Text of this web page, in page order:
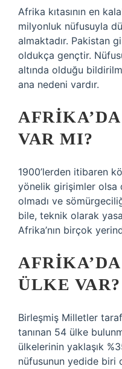
Afrika kıtasının en
milyonluk nüfusuyla
almaktadır. Pakistan
oldukça gençtir.
altında olduğu
ana nedeni vardır.
VAR MI?
1900’lerden itibaren
yönelik girişimler olsa
olmadı ve
bile, teknik olarak
Afrika’nın birçok
ÜLKE VAR?
Birleşmiş Milletler
tanınan 54 ülke
ülkelerinin yaklaşık
nüfusunun yedide biri